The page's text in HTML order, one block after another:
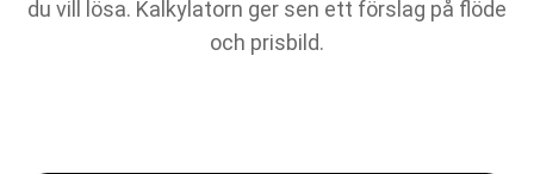
du vill lösa. Kalkylatorn ger sen ett förslag på flöde
och prisbild.